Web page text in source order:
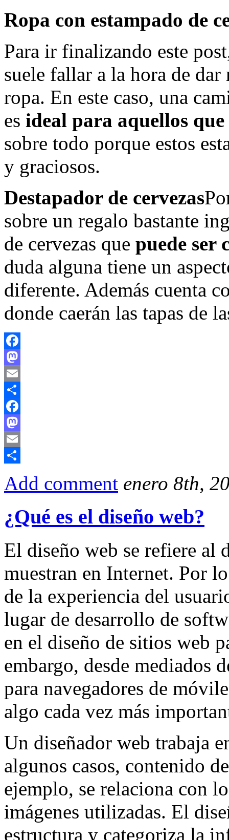
Ropa con estampado de
Para ir finalizando este
suele fallar a la hora de dar
ropa. En este caso, una
es ideal para aquellos
sobre todo porque estos
y graciosos.
Destapador de cervezas
sobre un regalo bastante
de cervezas que puede ser
duda alguna tiene un
diferente. Además cuenta
donde caerán las tapas de
Facebook
Mastodon
Email
Compartir
Facebook
Mastodon
Email
Add comment enero 8th,
¿Qué es el diseño web?
El diseño web se refiere al
muestran en Internet. Por
de la experiencia del
lugar de desarrollo de
en el diseño de sitios web
embargo, desde mediados
para navegadores de
algo cada vez más
Un diseñador web trabaja
algunos casos, contenido
ejemplo, se relaciona con
imágenes utilizadas. El
estructura y categoriza la